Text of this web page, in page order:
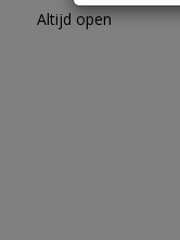
Altijd open